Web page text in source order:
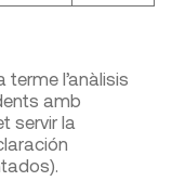
terme l’anàlisis
amb
servir la